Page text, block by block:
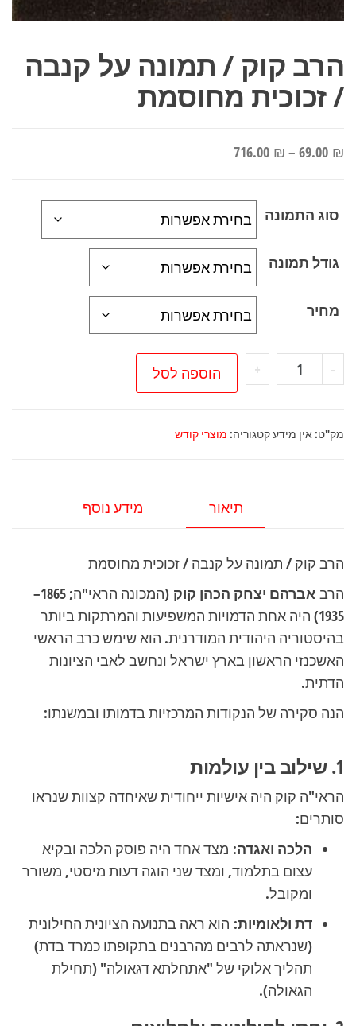
הרב קוק / תמונה על קנבה
/ זכוכית מחוסמת
69.00 ₪
–
716.00 ₪
טווח
עד
סוג התמונה
גודל תמונה
מחיר
-
כמות
של
קוק
זכוכית
מחוסמת
+ הוספה לסל
מק"ט:אין מידעקטגוריה: מוצרי קודש
תיאור מידע נוסף
הרב קוק / תמונה על קנבה / זכוכית מחוסמת
הרב אברהם יצחק הכהן קוק
(המכונה הראי"ה; 1865–
1935) היה אחת הדמויות המשפיעות והמרתקות ביותר
בהיסטוריה היהודית המודרנית. הוא שימש כרב הראשי
האשכנזי הראשון בארץ ישראל ונחשב לאבי הציונות
הדתית.
הנה סקירה של הנקודות המרכזיות בדמותו ובמשנתו:
1. שילוב בין עולמות
הראי"ה קוק היה אישיות ייחודית שאיחדה קצוות שנראו
סותרים:
הלכה ואגדה: מצד אחד היה פוסק הלכה ובקיא
עצום בתלמוד, ומצד שני הוגה דעות מיסטי, משורר
ומקובל.
דת ולאומיות: הוא ראה בתנועה הציונית החילונית
(שנראתה לרבים מהרבנים בתקופתו כמרד בדת)
תהליך אלוקי של "אתחלתא דגאולה" (תחילת
הגאולה).